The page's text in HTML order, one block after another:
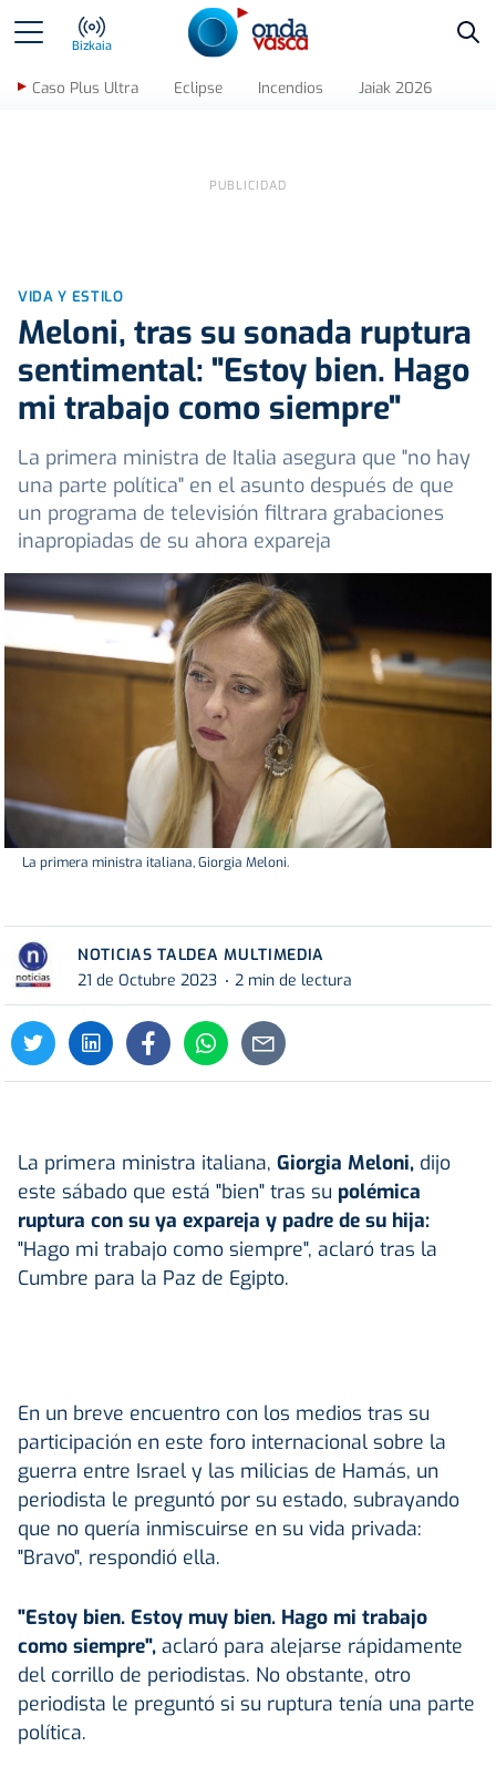
Bizkaia
Caso Plus Ultra Eclipse Incendios Jaiak 2026
VIDA Y ESTILO
Meloni, tras su sonada ruptura
sentimental: "Estoy bien. Hago
mi trabajo como siempre"
La primera ministra de Italia asegura que "no hay
una parte política" en el asunto después de que
un programa de televisión filtrara grabaciones
inapropiadas de su ahora expareja
La primera ministra italiana, Giorgia Meloni.
NOTICIAS TALDEA MULTIMEDIA
21 de Octubre 2023
2 min de lectura
La primera ministra italiana, Giorgia Meloni, dijo
este sábado que está "bien" tras su polémica
ruptura con su ya expareja y padre de su hija:
"Hago mi trabajo como siempre", aclaró tras la
Cumbre para la Paz de Egipto.
En un breve encuentro con los medios tras su
participación en este foro internacional sobre la
guerra entre Israel y las milicias de Hamás, un
periodista le preguntó por su estado, subrayando
que no quería inmiscuirse en su vida privada:
"Bravo", respondió ella.
"Estoy bien. Estoy muy bien. Hago mi trabajo
como siempre", aclaró para alejarse rápidamente
del corrillo de periodistas. No obstante, otro
periodista le preguntó si su ruptura tenía una parte
política.